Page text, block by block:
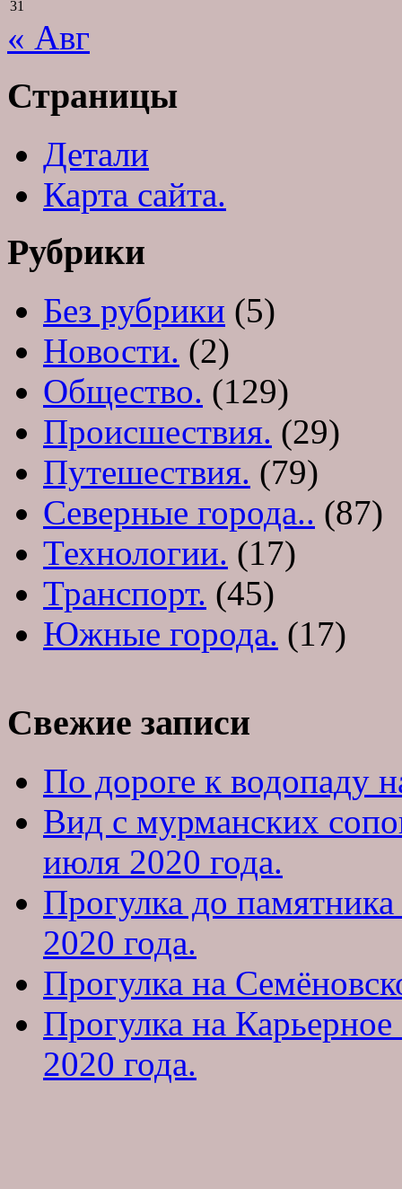
31
« Авг
Страницы
Детали
Карта сайта.
Рубрики
Без рубрики (5)
Новости. (2)
Общество. (129)
Происшествия. (29)
Путешествия. (79)
Северные города.. (87)
Технологии. (17)
Транспорт. (45)
Южные города. (17)
Свежие записи
По дороге к водопаду
Вид с мурманских
июля 2020 года.
Прогулка до
2020 года.
Прогулка на
Прогулка на
2020 года.